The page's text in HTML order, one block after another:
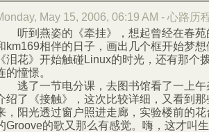
May 15, 2006, 06:19 AM - 心路历
听到燕姿的《牵挂》，想起曾经在春苑
km169相伴的日子，画出几个框开始梦
《泪花》开始触碰Linux的时光，还有那个
的憧憬。
逃了一节电分课，去图书馆看了一上午
绍了《接触》，这次比较详细，又看到
，阳光透过窗户照进走廊，实验楼前的
Groove的歌又那么有感觉。嗨，这才叫